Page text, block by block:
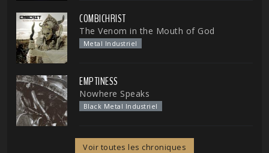
COMBICHRIST
The Venom in the Mouth of God
Metal Industriel
EMPTINESS
Nowhere Speaks
Black Metal Industriel
Voir toutes les chroniques